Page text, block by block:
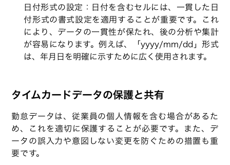
日付形式の設定：日付を含むセルには、一貫した日
付形式の書式設定を適用することが重要です。これ
により、データの一貫性が保たれ、後の分析や集計
が容易になります。例えば、「yyyy/mm/dd」形式
は、年月日を明確に示すために広く使用されます。
タイムカードデータの保護と共有
勤怠データは、従業員の個人情報を含む場合があるた
め、これを適切に保護することが必要です。また、デ
ータの誤入力や意図しない変更を防ぐための措置も重
要です。